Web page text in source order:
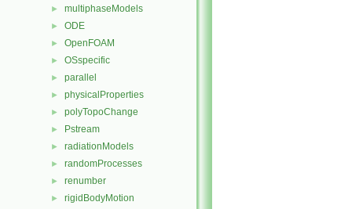
► multiphaseModels
► ODE
► OpenFOAM
► OSspecific
► parallel
► physicalProperties
► polyTopoChange
► Pstream
► radiationModels
► randomProcesses
► renumber
► rigidBodyMotion